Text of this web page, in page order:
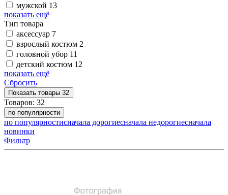
мужской 13
показать ещё
Тип товара
аксессуар 7
взрослый костюм 2
головной убор 11
детский костюм 12
показать ещё
Сбросить
Показать товары 32
Товаров: 32
по популярности
по популярностисначала дорогиесначала недорогиесначала
новинки
Фильтр